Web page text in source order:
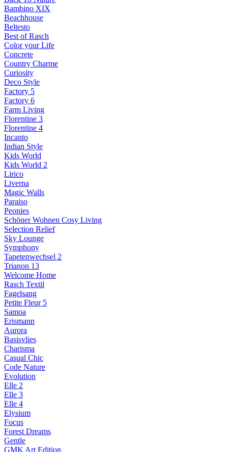
Bambino XIX
Beachhouse
Beltesto
Best of Rasch
Color your Life
Concrete
Country Charme
Curiosity
Deco Style
Factory 5
Factory 6
Farm Living
Florentine 3
Florentine 4
Incanto
Indian Style
Kids World
Kids World 2
Lirico
Liverna
Magic Walls
Paraiso
Peonies
Schöner Wohnen Cosy Living
Selection Relief
Sky Lounge
Symphony
Tapetenwechsel 2
Trianon 13
Welcome Home
Rasch Textil
Fagelsang
Petite Fleur 5
Samoa
Erismann
Aurora
Basisvlies
Charisma
Casual Chic
Code Nature
Evolution
Elle 2
Elle 3
Elle 4
Elysium
Focus
Forest Dreams
Gentle
GMK Art Edition